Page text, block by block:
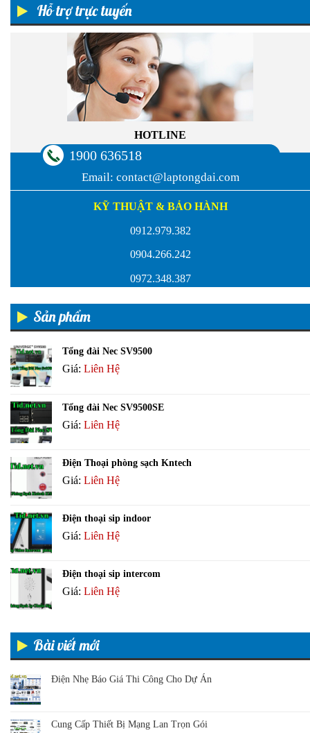
Hỗ trợ trực tuyến
HOTLINE
1900 636518
Email: contact@laptongdai.com
KỸ THUẬT & BẢO HÀNH
0912.979.382
0904.266.242
0972.348.387
Sản phẩm
Tổng đài Nec SV9500
Giá: Liên Hệ
Tổng đài Nec SV9500SE
Giá: Liên Hệ
Điện Thoại phòng sạch Kntech
Giá: Liên Hệ
Điện thoại sip indoor
Giá: Liên Hệ
Điện thoại sip intercom
Giá: Liên Hệ
Bài viết mới
Điện Nhẹ Báo Giá Thi Công Cho Dự Án
Cung Cấp Thiết Bị Mạng Lan Trọn Gói